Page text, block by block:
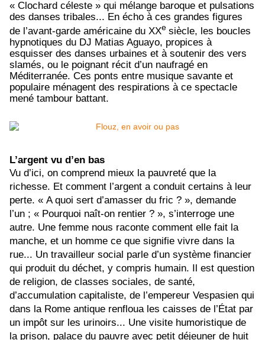
« Clochard céleste » qui mélange baroque et pulsations
des danses tribales... En écho à ces grandes figures
de l’avant-garde américaine du XXe siècle, les boucles
hypnotiques du DJ Matias Aguayo, propices à
esquisser des danses urbaines et à soutenir des vers
slamés, ou le poignant récit d’un naufragé en
Méditerranée. Ces ponts entre musique savante et
populaire ménagent des respirations à ce spectacle
mené tambour battant.
L’argent vu d’en bas
Vu d’ici, on comprend mieux la pauvreté que la
richesse. Et comment l’argent a conduit certains à leur
perte. « A quoi sert d’amasser du fric ? », demande
l’un ; « Pourquoi naît-on rentier ? », s’interroge une
autre. Une femme nous raconte comment elle fait la
manche, et un homme ce que signifie vivre dans la
rue... Un travailleur social parle d’un système financier
qui produit du déchet, y compris humain. Il est question
de religion, de classes sociales, de santé,
d’accumulation capitaliste, de l’empereur Vespasien qui
dans la Rome antique renfloua les caisses de l’État par
un impôt sur les urinoirs... Une visite humoristique de
la prison, palace du pauvre avec petit déjeuner de huit